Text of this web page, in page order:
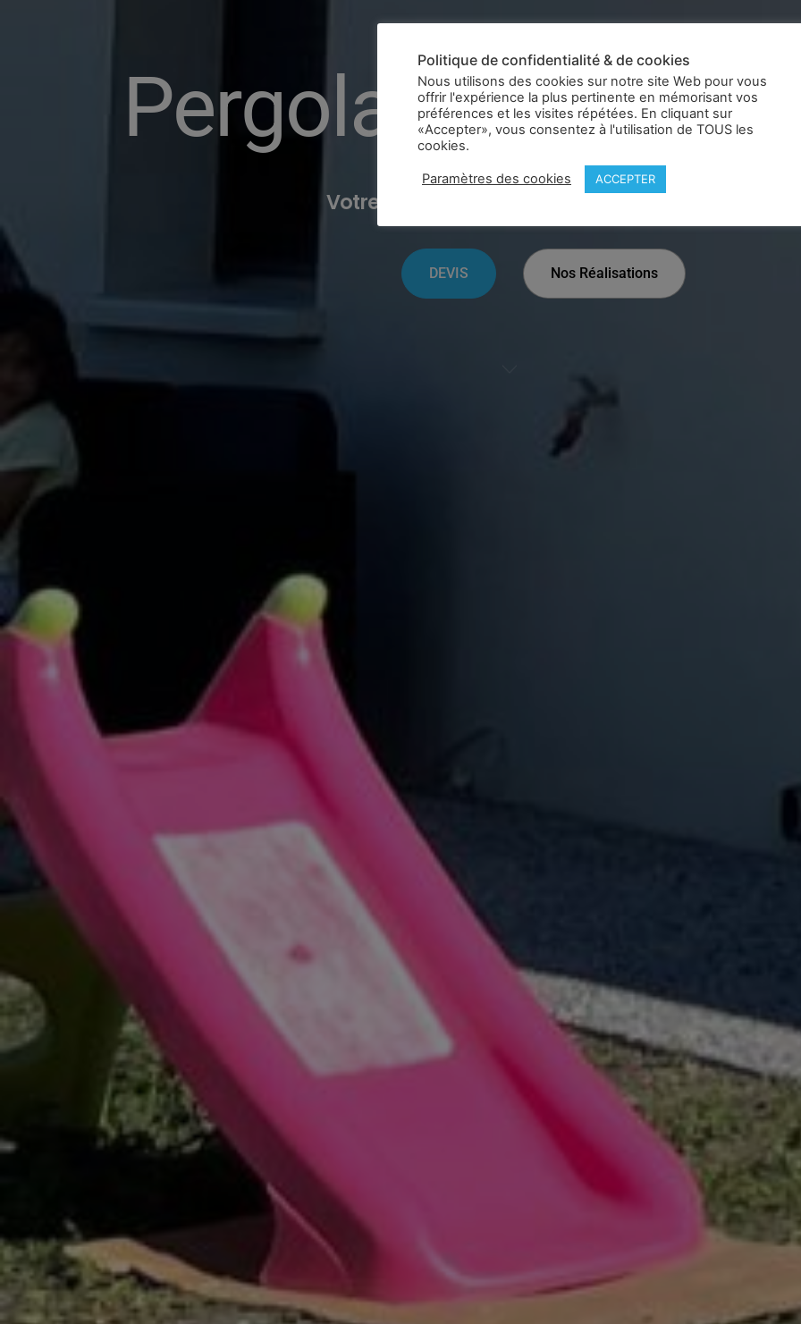
Pergola
Votre Espace De Vie Extérieur Convivial
DEVIS Nos Réalisations
Politique de confidentialité & de cookies
Nous utilisons des cookies sur notre site Web pour vous
offrir l'expérience la plus pertinente en mémorisant vos
préférences et les visites répétées. En cliquant sur
«Accepter», vous consentez à l'utilisation de TOUS les
cookies.
Paramètres des cookies ACCEPTER